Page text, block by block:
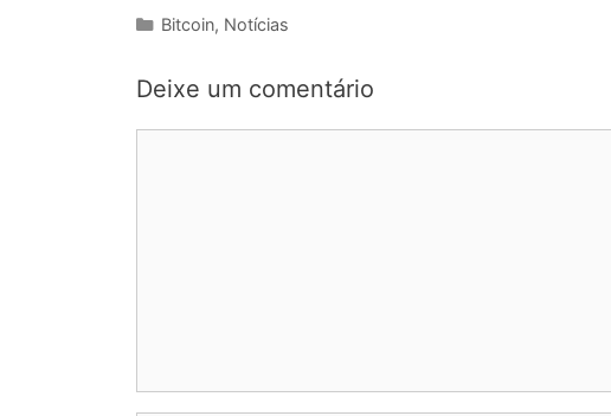
Categorias
Bitcoin, Notícias
Deixe um comentário